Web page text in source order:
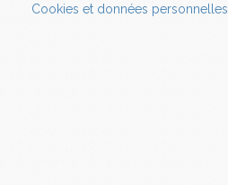
Cookies et données personnelles